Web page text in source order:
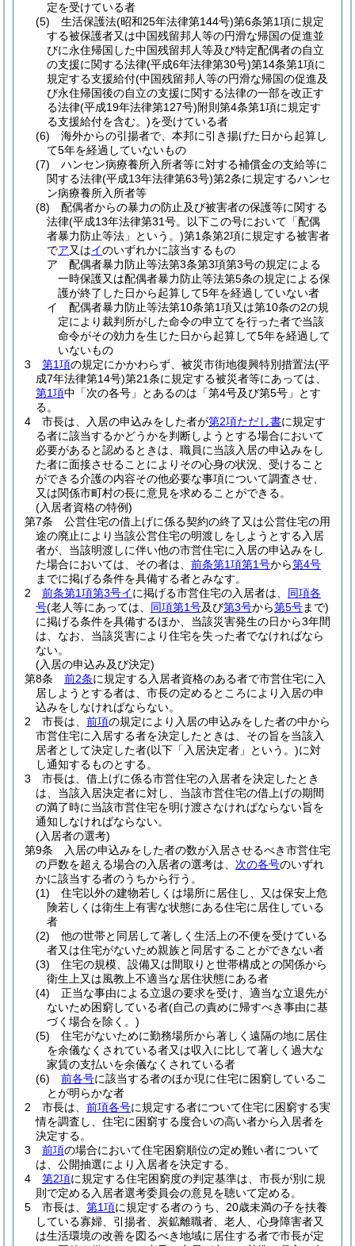
定を受けている者
(5)
生活保護法(昭和25年法律第144号)第6条第1項に規定
する被保護者又は中国残留邦人等の円滑な帰国の促進並
びに永住帰国した中国残留邦人等及び特定配偶者の自立
の支援に関する法律(平成6年法律第30号)第14条第1項に
規定する支援給付(中国残留邦人等の円滑な帰国の促進及
び永住帰国後の自立の支援に関する法律の一部を改正す
る法律(平成19年法律第127号)附則第4条第1項に規定す
る支援給付を含む。)を受けている者
(6)
海外からの引揚者で、本邦に引き揚げた日から起算し
て5年を経過していないもの
(7)
ハンセン病療養所入所者等に対する補償金の支給等に
関する法律(平成13年法律第63号)第2条に規定するハンセ
ン病療養所入所者等
(8)
配偶者からの暴力の防止及び被害者の保護等に関する
法律(平成13年法律第31号。以下この号において「配偶
者暴力防止等法」という。)第1条第2項に規定する被害者
でア又はイのいずれかに該当するもの
ア
配偶者暴力防止等法第3条第3項第3号の規定による
一時保護又は配偶者暴力防止等法第5条の規定による保
護が終了した日から起算して5年を経過していない者
イ
配偶者暴力防止等法第10条第1項又は第10条の2の規
定により裁判所がした命令の申立てを行った者で当該
命令がその効力を生じた日から起算して5年を経過して
いないもの
3
第1項の規定にかかわらず、被災市街地復興特別措置法(平
成7年法律第14号)第21条に規定する被災者等にあっては、
第1項中「次の各号」とあるのは「第4号及び第5号」とす
る。
4
市長は、入居の申込みをした者が第2項ただし書に規定す
る者に該当するかどうかを判断しようとする場合において
必要があると認めるときは、職員に当該入居の申込みをし
た者に面接させることによりその心身の状況、受けること
ができる介護の内容その他必要な事項について調査させ、
又は関係市町村の長に意見を求めることができる。
(入居者資格の特例)
第7条
公営住宅の借上げに係る契約の終了又は公営住宅の用
途の廃止により当該公営住宅の明渡しをしようとする入居
者が、当該明渡しに伴い他の市営住宅に入居の申込みをし
た場合においては、その者は、 前条第1項第1号から第4号
までに掲げる条件を具備する者とみなす。
2
前条第1項第3号イに掲げる市営住宅の入居者は、 同項各
号(老人等にあっては、 同項第1号及び第3号から第5号まで)
に掲げる条件を具備するほか、当該災害発生の日から3年間
は、なお、当該災害により住宅を失った者でなければなら
ない。
(入居の申込み及び決定)
第8条
前2条に規定する入居者資格のある者で市営住宅に入
居しようとする者は、市長の定めるところにより入居の申
込みをしなければならない。
2
市長は、 前項の規定により入居の申込みをした者の中から
市営住宅に入居する者を決定したときは、その旨を当該入
居者として決定した者(以下「入居決定者」という。)に対
し通知するものとする。
3
市長は、借上げに係る市営住宅の入居者を決定したとき
は、当該入居決定者に対し、当該市営住宅の借上げの期間
の満了時に当該市営住宅を明け渡さなければならない旨を
通知しなければならない。
(入居者の選考)
第9条
入居の申込みをした者の数が入居させるべき市営住宅
の戸数を超える場合の入居者の選考は、 次の各号のいずれ
かに該当する者のうちから行う。
(1)
住宅以外の建物若しくは場所に居住し、又は保安上危
険若しくは衛生上有害な状態にある住宅に居住している
者
(2)
他の世帯と同居して著しく生活上の不便を受けている
者又は住宅がないため親族と同居することができない者
(3)
住宅の規模、設備又は間取りと世帯構成との関係から
衛生上又は風教上不適当な居住状態にある者
(4)
正当な事由による立退の要求を受け、適当な立退先が
ないため困窮している者(自己の責めに帰すべき事由に基
づく場合を除く。)
(5)
住宅がないために勤務場所から著しく遠隔の地に居住
を余儀なくされている者又は収入に比して著しく過大な
家賃の支払いを余儀なくされている者
(6)
前各号に該当する者のほか現に住宅に困窮しているこ
とが明らかな者
2
市長は、 前項各号に規定する者について住宅に困窮する実
情を調査し、住宅に困窮する度合いの高い者から入居者を
決定する。
3
前項の場合において住宅困窮順位の定め難い者について
は、公開抽選により入居者を決定する。
4
第2項に規定する住宅困窮度の判定基準は、市長が別に規
則で定める入居者選考委員会の意見を聴いて定める。
5
市長は、 第1項に規定する者のうち、20歳未満の子を扶養
している寡婦、引揚者、炭鉱離職者、老人、心身障害者又
は生活環境の改善を図るべき地域に居住する者で市長が定